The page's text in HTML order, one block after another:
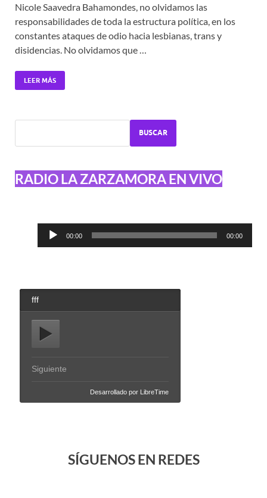
Nicole Saavedra Bahamondes, no olvidamos las
responsabilidades de toda la estructura política, en los
constantes ataques de odio hacia lesbianas, trans y
disidencias. No olvidamos que …
LEER MÁS
BUSCAR
RADIO LA ZARZAMORA EN VIVO
Reproductor
00:00 00:00
SÍGUENOS EN REDES